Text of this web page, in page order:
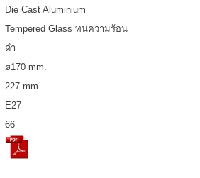
Die Cast Aluminium
Tempered Glass ทนความร้อน
ดำ
ø170 mm.
227 mm.
E27
66